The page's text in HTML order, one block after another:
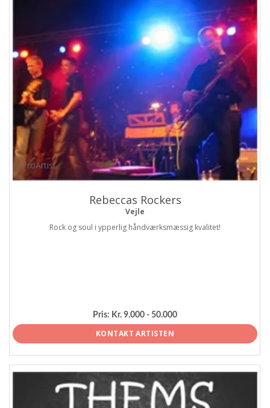
ProArtist
Rebeccas Rockers
Vejle
Rock og soul i ypperlig håndværksmæssig kvalitet!
Pris: Kr. 9.000 - 50.000
KONTAKT ARTISTEN